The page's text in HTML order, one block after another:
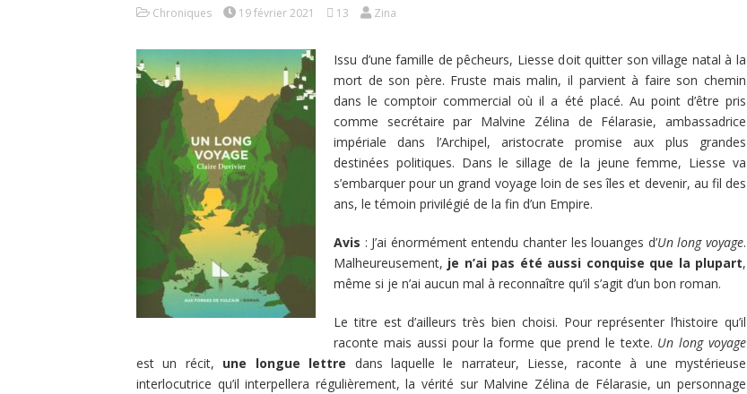
Chroniques 19 février 2021 13 Zina
Issu d’une famille de pêcheurs, Liesse doit quitter son village natal à la
mort de son père. Fruste mais malin, il parvient à faire son chemin
dans le comptoir commercial où il a été placé. Au point d’être pris
comme secrétaire par Malvine Zélina de Félarasie, ambassadrice
impériale dans l’Archipel, aristocrate promise aux plus grandes
destinées politiques. Dans le sillage de la jeune femme, Liesse va
s’embarquer pour un grand voyage loin de ses îles et devenir, au fil des
ans, le témoin privilégié de la fin d’un Empire.
Avis : J’ai énormément entendu chanter les louanges d’Un long voyage.
Malheureusement, je n’ai pas été aussi conquise que la plupart,
même si je n’ai aucun mal à reconnaître qu’il s’agit d’un bon roman.
Le titre est d’ailleurs très bien choisi. Pour représenter l’histoire qu’il
raconte mais aussi pour la forme que prend le texte. Un long voyage
est un récit, une longue lettre dans laquelle le narrateur, Liesse, raconte à une mystérieuse
interlocutrice qu’il interpellera régulièrement, la vérité sur Malvine Zélina de Félarasie, un personnage